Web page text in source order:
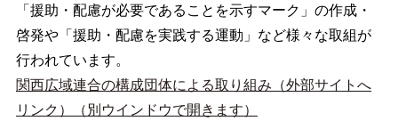
「援助・配慮が必要であることを示すマーク」の作成・
啓発や「援助・配慮を実践する運動」など様々な取組が
行われています。
関西広域連合の構成団体による取り組み（外部サイトへ
リンク）（別ウインドウで開きます）